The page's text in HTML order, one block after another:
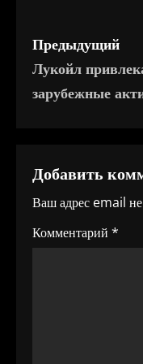
Н
а
г
а
ц
Предыдущий
Лукойл
зарубежные
Добавить
Ваш адрес email не
Комментарий *